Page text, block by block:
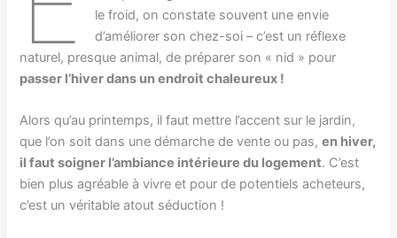
le froid, on constate souvent une envie
d’améliorer son chez-soi – c’est un réflexe
naturel, presque animal, de préparer son « nid » pour
passer l’hiver dans un endroit chaleureux !
Alors qu’au printemps, il faut mettre l’accent sur le jardin,
que l’on soit dans une démarche de vente ou pas,en hiver,
il faut soigner l’ambiance intérieure du logement. C’est
bien plus agréable à vivre et pour de potentiels acheteurs,
c’est un véritable atout séduction !